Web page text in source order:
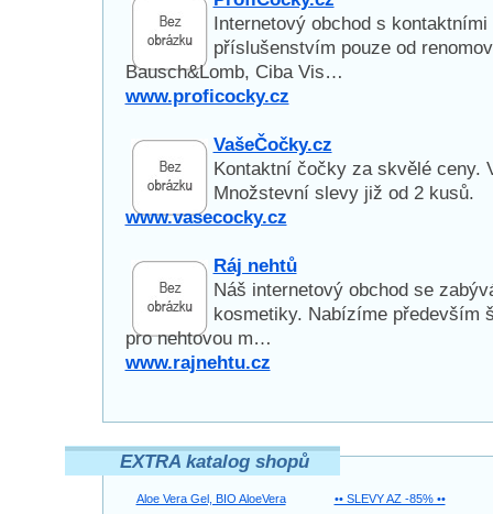
Internetový obchod s
příslušenstvím pouze od
Bausch&Lomb, Ciba Vis…
www.proficocky.cz
VašeČočky.cz
Kontaktní čočky za skvělé ceny.
Množstevní slevy již od 2 kusů.
www.vasecocky.cz
Ráj nehtů
Náš internetový obchod se
kosmetiky. Nabízíme především
pro nehtovou m…
www.rajnehtu.cz
EXTRA katalog shopů
Aloe Vera Gel, BIO AloeVera •• SLEVY AZ -85% ••